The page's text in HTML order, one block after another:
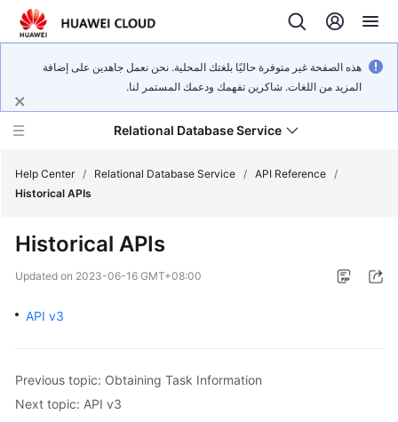
هذه الصفحة غير متوفرة حاليًا بلغتك المحلية. نحن نعمل جاهدين على إضافة
المزيد من اللغات. شاكرين تفهمك ودعمك المستمر لنا.
Relational Database Service
Service
Getting
Started
Help Center / Relational Database Service / API Reference /
Historical APIs
Historical APIs
Updated on 2023-06-16 GMT+08:00
API v3
Previous topic: Obtaining Task Information
Next topic: API v3